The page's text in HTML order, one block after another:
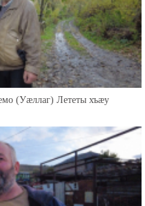
(Уæллаг) Лететы хъæу